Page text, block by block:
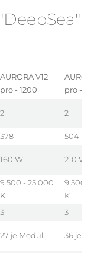
AURORA V12
pro - 1200
pro -
2 2
378
504
160 W 210 W
9.500 - 25.000
K
9.500 -
K
3
3
27 je Modul 36 je